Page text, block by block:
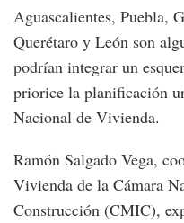
Aguascalientes, Puebla,
Querétaro y León son
podrían integrar un
priorice la planificación
Nacional de Vivienda.
Ramón Salgado Vega,
Vivienda de la Cámara
Construcción (CMIC),